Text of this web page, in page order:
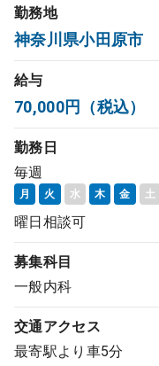
非常勤検索
スポット検索
DtoDの転職・アルバ
コンサルタント
成功事例
転職ノウハウ
受付時間
勤務地
神奈川県小田原市
給与
70,000円（税込）
勤務日
毎週
月 火 水 木 金 土
曜日相談可
募集科目
一般内科
交通アクセス
最寄駅より車5分